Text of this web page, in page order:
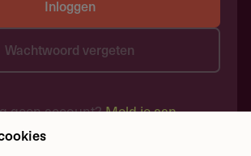
Inloggen
Wachtwoord vergeten
geen account?Meld je aan